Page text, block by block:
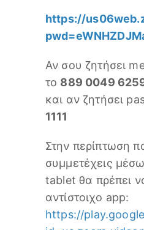
https://
Αν σου ζητήσει
το 889 0049
και αν ζητήσει
1111
Στην περίπτωση
συμμετέχεις
tablet θα πρέπει
αντίστοιχο app:
https://